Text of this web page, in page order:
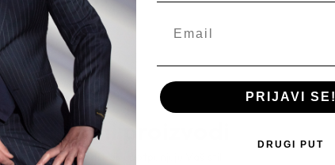
Srodni proizvodi
Proizvodi koji upotpunjuju Vaš stil
PRIJAVI SE!
DRUGI PUT